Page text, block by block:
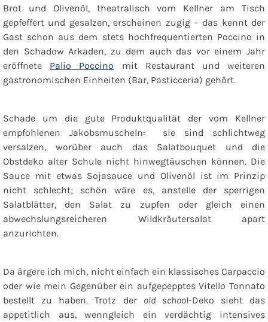
Brot und Olivenöl, theatralisch vom Kellner am Tisch
gepfeffert und gesalzen, erscheinen zugig – das kennt der
Gast schon aus dem stets hochfrequentierten Poccino in
den Schadow Arkaden, zu dem auch das vor einem Jahr
eröffnete Palio Poccino mit Restaurant und weiteren
gastronomischen Einheiten (Bar, Pasticceria) gehört.
Schade um die gute Produktqualität der vom Kellner
empfohlenen Jakobsmuscheln: sie sind schlichtweg
versalzen, worüber auch das Salatbouquet und die
Obstdeko alter Schule nicht hinwegtäuschen können. Die
Sauce mit etwas Sojasauce und Olivenöl ist im Prinzip
nicht schlecht; schön wäre es, anstelle der sperrigen
Salatblätter, den Salat zu zupfen oder gleich einen
abwechslungsreicheren Wildkräutersalat apart
anzurichten.
Da ärgere ich mich, nicht einfach ein klassisches Carpaccio
oder wie mein Gegenüber ein aufgepepptes Vitello Tonnato
bestellt zu haben. Trotz der old school-Deko sieht das
appetitlich aus, wenngleich ein verdächtig intensives